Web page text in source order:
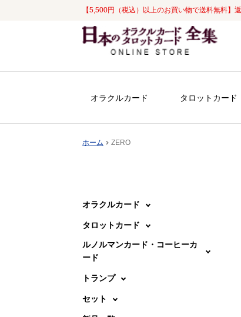
【5,500円（税込）以上のお買い物で送料無料】
ナ
ビ
ン
コ
ン
ス
オラクルカード タロットカード
ホーム ZERO
オラクルカード
タロットカード
ルノルマンカード・コーヒーカ
ード
トランプ
セット